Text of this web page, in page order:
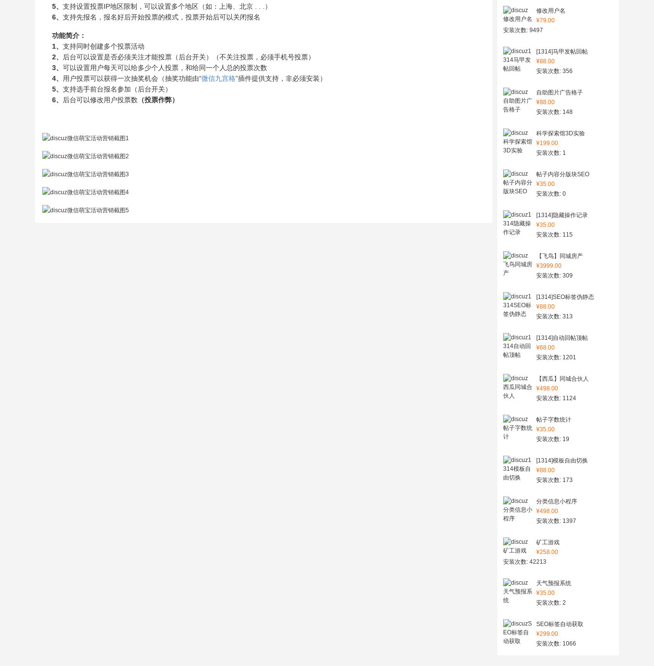
修改用户名
¥79.00
安装次数: 9497
[1314]马甲发帖回帖
¥88.00
安装次数: 356
自助图片广告格子
¥88.00
安装次数: 148
科学探索馆3D实验
¥199.00
安装次数: 1
帖子内容分版块SEO
¥35.00
安装次数: 0
[1314]隐藏操作记录
¥35.00
安装次数: 115
【飞鸟】同城房产
¥3999.00
安装次数: 309
[1314]SEO标签伪静态
¥88.00
安装次数: 313
[1314]自动回帖顶帖
¥68.00
安装次数: 1201
【西瓜】同城合伙人
¥498.00
安装次数: 1124
帖子字数统计
¥35.00
安装次数: 19
[1314]模板自由切换
¥88.00
安装次数: 173
分类信息小程序
¥498.00
安装次数: 1397
矿工游戏
¥258.00
安装次数: 42213
天气预报系统
¥35.00
安装次数: 2
SEO标签自动获取
¥299.00
安装次数: 1066
5、 支持设置投票IP地区限制，可以设置多个地区（如：上海、北京 . . .）
6、 支持先报名，报名好后开始投票的模式，投票开始后可以关闭报名
功能简介：
1、 支持同时创建多个投票活动
2、
后台可以设置是否必须关注才能投票（后台开关）（不关注投票，必须手机号投票）
3、 可以设置用户每天可以给多少个人投票，和给同一个人总的投票次数
4、
用户投票可以获得一次抽奖机会（抽奖功能由“微信九宫格”插件提供支持，非必须安装）
5、 支持选手前台报名参加（后台开关）
6、
后台可以修改用户投票数 （投票作弊）